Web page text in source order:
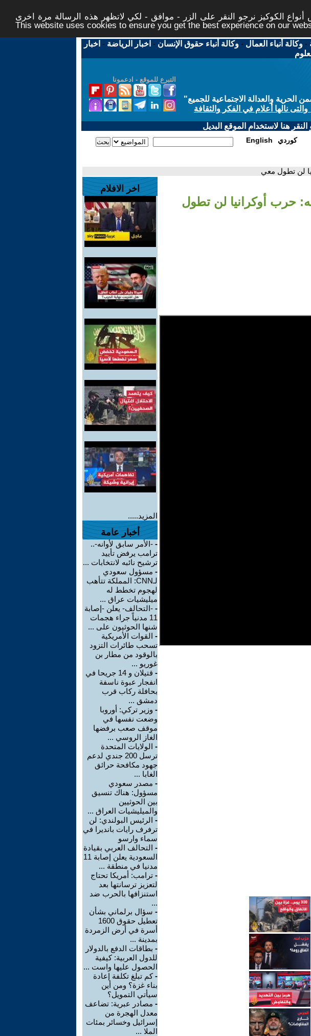
الكوكيز نرجو النقر على الزر - موافق - لكي لاتظهر هذه الرسالة مرة اخرى -
This website uses cookies to ensure you get the best experience on our
-وكالة أنباء العمال -وكالة أنباء حقوق الإنسان - اخبار الرياضة - اخبار
التبرع للموقع - ادعمونا
والعدالة الاجتماعية للجميع"
نالها أعلام في الفكر والثقافة
هنا لاستخدام الموقع البديل
English كوردي
لن تطول معي
حرب أوكرانيا لن تطول
اخر الافلام
المزيد.....
أخبار عامة
- -الأمر سابق لأوانه-..
ترامب يرفض تأييد
ترشيح نائبه لانتخابات ...
- مسؤول سعودي
لـCNN: المملكة تتأهب
لهجوم تخطط له
ميليشيات عراق ...
- -التحالف- يعلن -إصابة
11 مدنياً جراء هجمات
شنها الحوثيون على ...
- القوات الأمريكية
تسحب طائرات التزود
بالوقود من مطار بن
غوريو ...
-
قتيلان و 14 جريحا في
انفجار عبوة ناسفة
بحافلة ركاب قرب
دمشق ...
- وزير تركي: أوروبا
وضعت نفسها في
موقف صعب برفضها
الغاز الروسي ...
- الولايات المتحدة
ترسل 200 جندي لدعم
جهود مكافحة حرائق
الغابا ...
- مصدر سعودي
مسؤول: هناك تنسيق
بين الحوثيين
والميليشيات العراق ...
- الرئيس البولندي: لن
ترفرف رايات بانديرا في
سماء وارسو
- التحالف العربي بقيادة
السعودية يعلن إصابة 11
مدنيا في منطقة ...
- ترامب: أمريكا تحتاج
لتعزيز ترسانتها بعد
استنزافها بالحرب ضد
...
- سؤال برلماني بشأن
تعطيل حقوق 1600
أسرة في أرض الزمردة
بمدينة ...
- بطاقات الدفع بالدولار
للدول العربية: كيفية
الحصول عليها واست ...
-كم تبلغ تكلفة إعادة
بناء غزة؟ ومن أين
سيأتي التمويل؟
- مصادر عبرية: تضاعف
معدل الهجرة من
إسرائيل وخسائر بمئات
الملا ...